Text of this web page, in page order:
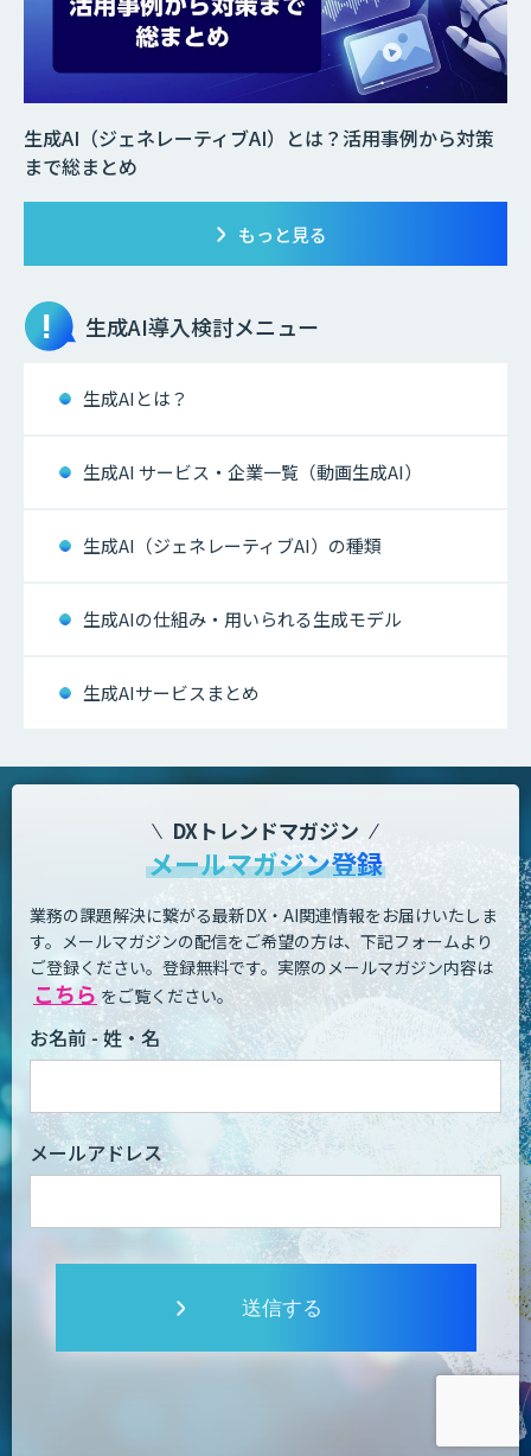
生成AI（ジェネレーティブAI）とは？活用事例から対策
まで総まとめ
もっと見る
生成AI導入検討メニュー
生成AIとは？
生成AI サービス・企業一覧（動画生成AI）
生成AI（ジェネレーティブAI）の種類
生成AIの仕組み・用いられる生成モデル
生成AIサービスまとめ
DXトレンドマガジン
メールマガジン登録
業務の課題解決に繋がる最新DX・AI関連情報をお届けいたしま
す。 メールマガジンの配信をご希望の方は、下記フォームより
ご登録ください。登録無料です。 実際のメールマガジン内容は
こちら をご覧ください。
お名前 - 姓・名
メールアドレス
送信する